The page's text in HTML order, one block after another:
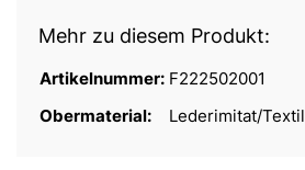
Mehr zu diesem Produkt:
Artikelnummer: F222502001
Obermaterial:
Lederimitat/Textil